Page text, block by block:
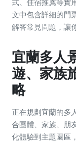
式、住宿推薦等實
文中包含詳細的門
解答常見問題，讓
宜蘭多人
遊、家族
略
正在規劃宜蘭的多
合團體、家族、朋
化體驗到主題園區